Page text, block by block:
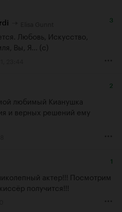
3
Любовь, Искусство,
Вы, Я... (с)
2
любимый Кианушка
и верных решений ему
1
актер!!! Посмотрим
получится!!!